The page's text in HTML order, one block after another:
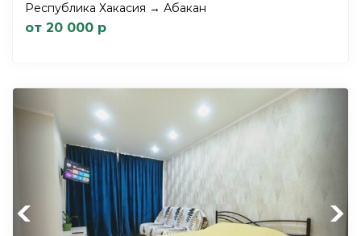
Республика Хакасия → Абакан
от 20 000 р
Previous Next